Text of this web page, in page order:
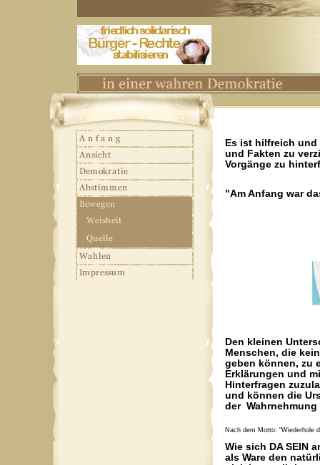
Es ist hilfreich
und Fakten zu
Vorgänge zu
"Am Anfang war
Den kleinen
Menschen, die
geben können, zu
Erklärungen und
Hinterfragen
und können die
der
Nach dem Motto: "Wiederhole
Wie sich DA SEIN
als Ware den